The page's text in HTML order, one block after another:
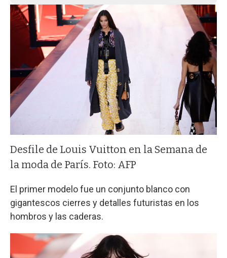
Desfile de Louis Vuitton en la Semana de
la moda de París. Foto: AFP
El primer modelo fue un conjunto blanco con
gigantescos cierres y detalles futuristas en los
hombros y las caderas.